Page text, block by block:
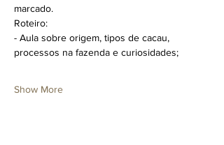
marcado.
Roteiro:
- Aula sobre origem, tipos de cacau,
processos na fazenda e curiosidades;
Show More